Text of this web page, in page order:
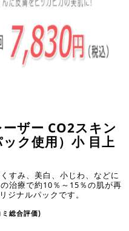
ザー CO2スキン
ク使用）小 目上
すみ、美白、小じわ、などに
治療で約10％～15％の肌が再
ジナルパックです。
総合評価)